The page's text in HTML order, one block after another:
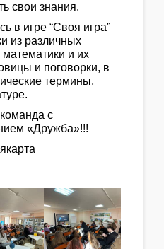
свои знания.
в игре “Своя игра”
из различных
и их
и поговорки, в
термины,
с
«Дружба»!!!